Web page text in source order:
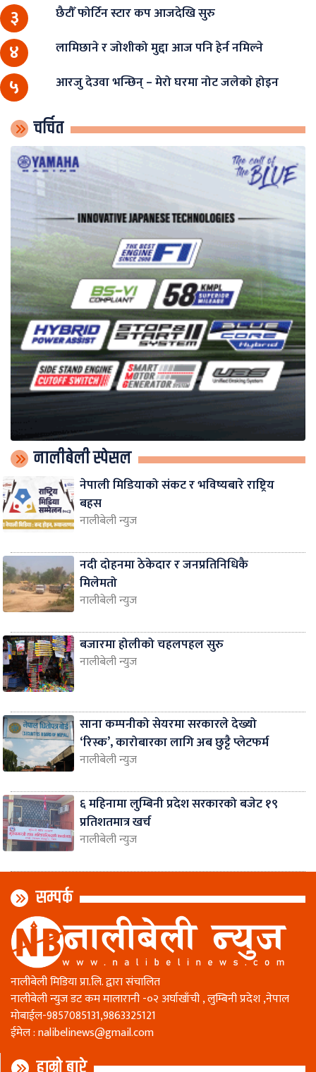
३ छैटौँ फोर्टिन स्टार कप आजदेखि सुरु
४ लामिछाने र जोशीको मुद्दा आज पनि हेर्न नमिल्ने
५ आरजु देउवा भन्छिन् – मेरो घरमा नोट जलेको होइन
चर्चित
नालीबेली स्पेसल
नेपाली मिडियाको संकट र भविष्यबारे राष्ट्रिय
बहस
नालीबेली न्युज
नदी दोहनमा ठेकेदार र जनप्रतिनिधिकै
मिलेमतो
नालीबेली न्युज
बजारमा होलीको चहलपहल सुरु
नालीबेली न्युज
साना कम्पनीको सेयरमा सरकारले देख्यो
‘रिस्क’, कारोबारका लागि अब छुट्टै प्लेटफर्म
नालीबेली न्युज
६ महिनामा लुम्बिनी प्रदेश सरकारको बजेट १९
प्रतिशतमात्र खर्च
नालीबेली न्युज
सम्पर्क
नालीबेली मिडिया प्रा.लि. द्वारा संचालित
नालीबेली न्युज डट कम मालारानी -०२ अर्घाखाँची , लुम्बिनी प्रदेश ,नेपाल
माेबाईल-9857085131,9863325121
ईमेल :nalibelinews@gmail.com